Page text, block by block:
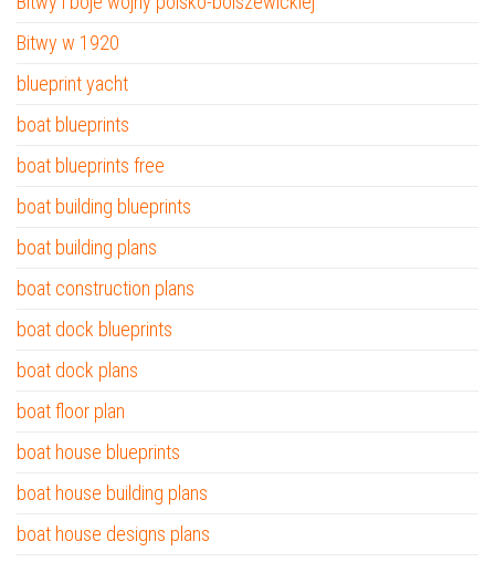
Bitwy w 1920
blueprint yacht
boat blueprints
boat blueprints free
boat building blueprints
boat building plans
boat construction plans
boat dock blueprints
boat dock plans
boat floor plan
boat house blueprints
boat house building plans
boat house designs plans